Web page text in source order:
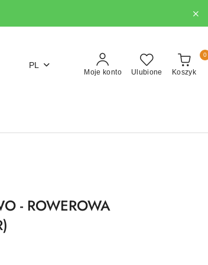
PL
Moje konto Ulubione Koszyk
0
- ROWEROWA